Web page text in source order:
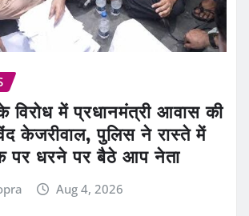
में प्रधानमंत्री आवास की
केजरीवाल, पुलिस ने रास्ते में
पर धरने पर बैठे आप नेता
Aug 4, 2026